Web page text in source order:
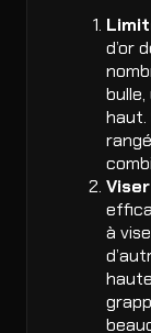
d’or
haut.
à